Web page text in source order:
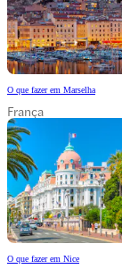
O que fazer em Marselha
França
O que fazer em Nice